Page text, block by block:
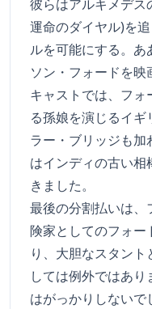
彼らはアルキメデス
運命のダイヤル)を
ルを可能にする。あ
ソン・フォードを
キャストでは、フ
る孫娘を演じるイ
ラー・ブリッジも加
はインディの古い相
きました。
最後の分割払いは、
険家としてのフォ
り、大胆なスタン
しては例外ではあ
はがっかりしないで